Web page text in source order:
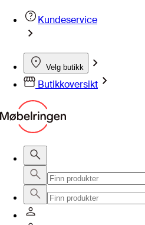
Kundeservice
Velg butikk
Butikkoversikt